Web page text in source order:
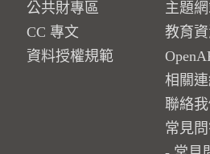
公共財專區
CC 專文
資料授權規範
主題
教育
相關
聯絡我
常見